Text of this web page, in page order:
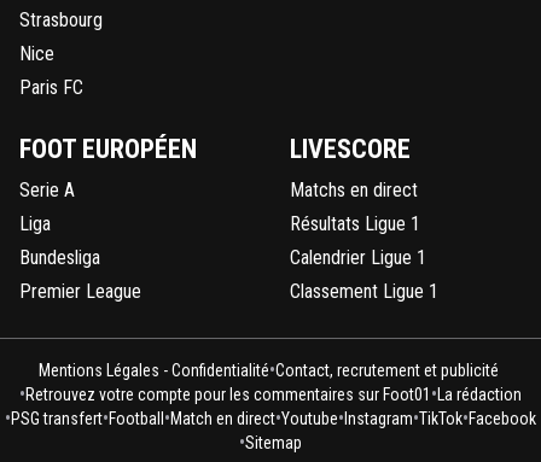
Strasbourg
Nice
Paris FC
FOOT EUROPÉEN
Serie A
Liga
Bundesliga
Premier League
LIVESCORE
Matchs en direct
Résultats Ligue 1
Calendrier Ligue 1
Classement Ligue 1
Mentions Légales - Confidentialité•Contact, recrutement et publicité
•Retrouvez votre compte pour les commentaires sur Foot01 • La rédaction
•PSG transfert•Football •Match en direct•Youtube• Instagram•TikTok•Facebook
•Sitemap